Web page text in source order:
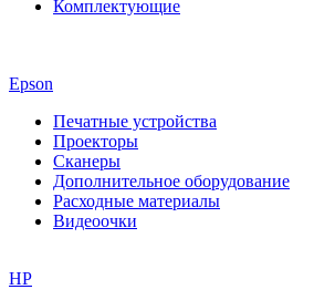
Комплектующие
Epson
Печатные устройства
Проекторы
Сканеры
Дополнительное оборудование
Расходные материалы
Видеоочки
HP